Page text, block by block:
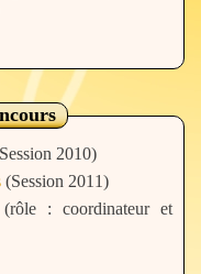
2010)
(Session 2011)